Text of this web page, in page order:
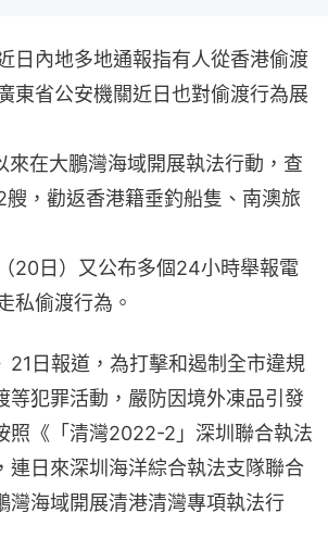
日內地多地通報指有人從香港偷渡
東省公安機關近日也對偷渡行為展
來在大鵬灣海域開展執法行動，查
，勸返香港籍垂釣船隻、南澳旅
20日）又公布多個24小時舉報電
私偷渡行為。
21日報道，為打擊和遏制全市違規
等犯罪活動，嚴防因境外凍品引發
照《「清灣2022-2」深圳聯合執法
連日來深圳海洋綜合執法支隊聯合
灣海域開展清港清灣專項執法行